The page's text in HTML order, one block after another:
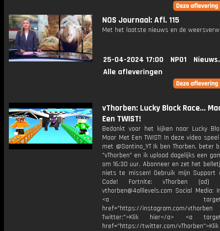
NOS Journaal: Afl. 115
Met het laatste nieuws en de
25-04-2024 17:00 NPO1
Alle afleveringen
vThorben: Lucky Block Race...
Een TWIST!
Bedankt voor het kijken naar Lucky
Maar Met Een TWIST! In deze video
met @Santino_YT Ik ben Thorben, beter
"vThorben" en ik upload dagelijks een
om 16:30 uur. Abonneer en zet het
niets te missen! Gebruik mijn Support
Code! Fortnite: vThorben (ad)
vthorben@4alllevels.com Social Media:
<a
href="https://instagram.com/vthorben
Twitter:">Klik hier</a> <a
href="https://twitter.com/